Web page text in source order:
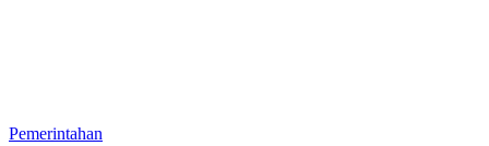
Pemerintahan